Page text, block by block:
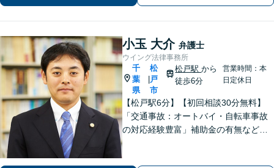
小玉 大介 弁護士
ウイング法律事務所
千
葉
県
松
戸
市
松戸駅から
徒歩6分
営業時間：本
日定休日
【松戸駅6分】【初回相談30分無料】
「交通事故：オートバイ・自転車事故
の対応経験豊富」補助金の有無など、